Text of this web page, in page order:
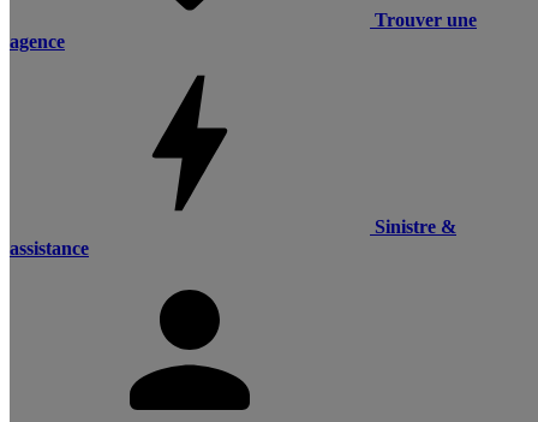
Trouver une
agence
Sinistre &
assistance